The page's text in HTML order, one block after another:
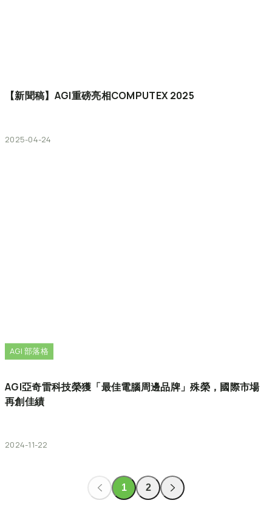
【新聞稿】AGI重磅亮相COMPUTEX 2025
2025-04-24
AGI 部落格
AGI亞奇雷科技榮獲「最佳電腦周邊品牌」殊榮，國際市場
再創佳績
2024-11-22
1 2